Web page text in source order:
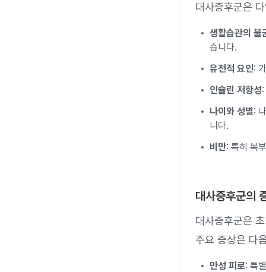
대사증후군은
생활습관의 불
습니다.
유전적 요인:
인슐린 저항성
나이와 성별:
니다.
비만: 특히 복
대사증후군의
대사증후군은
주요 증상은 다
만성 피로: 특